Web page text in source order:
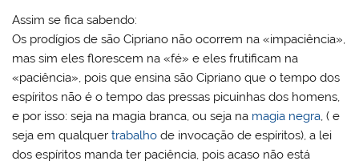
Assim se fica sabendo:
Os prodígios de são Cipriano não ocorrem na «impaciência»,
mas sim eles florescem na «fé» e eles frutificam na
«paciência», pois que ensina são Cipriano que o tempo dos
espíritos não é o tempo das pressas picuinhas dos homens,
e por isso: seja na magia branca, ou seja na magia negra, ( e
seja em qualquertrabalho de invocação de espíritos), a lei
dos espíritos manda ter paciência, pois acaso não está